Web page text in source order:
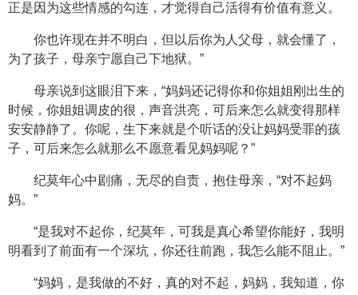
正是因为这些情感的勾连，才觉得自己活得有价值有意义。
你也许现在并不明白，但以后你为人父母，就会懂了，
为了孩子，母亲宁愿自己下地狱。”
母亲说到这眼泪下来，“妈妈还记得你和你姐姐刚出生的
时候，你姐姐调皮的很，声音洪亮，可后来怎么就变得那样
安安静静了。你呢，生下来就是个听话的没让妈妈受罪的孩
子，可后来怎么就那么不愿意看见妈妈呢？”
纪莫年心中剧痛，无尽的自责，抱住母亲，“对不起妈
妈。”
“是我对不起你，纪莫年，可我是真心希望你能好，我明
明看到了前面有一个深坑，你还往前跑，我怎么能不阻止。”
“妈妈，是我做的不好，真的对不起，妈妈，我知道，你